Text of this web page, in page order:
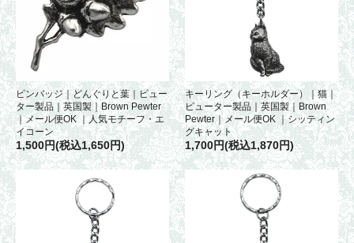
ピンバッジ｜どんぐりと葉｜ピュー
ター製品｜英国製｜Brown Pewter
｜メール便OK ｜人気モチーフ・エ
イコーン
1,500円(税込1,650円)
キーリング（キーホルダー）｜猫｜
ピューター製品｜英国製｜Brown
Pewter｜メール便OK ｜シッティン
グキャット
1,700円(税込1,870円)